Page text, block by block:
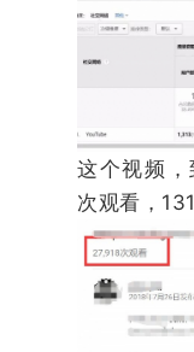
这个视频
次观看，